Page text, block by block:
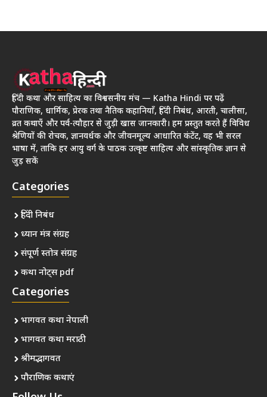
हिंदी कथा और साहित्य का विश्वसनीय मंच — Katha Hindi पर पढ़ें
पौराणिक, धार्मिक, प्रेरक तथा नैतिक कहानियाँ, हिंदी निबंध, आरती, चालीसा,
व्रत कथाएँ और पर्व-त्यौहार से जुड़ी खास जानकारी। हम प्रस्तुत करते हैं विविध
श्रेणियों की रोचक, ज्ञानवर्धक और जीवनमूल्य आधारित कंटेंट, वह भी सरल
भाषा में, ताकि हर आयु वर्ग के पाठक उत्कृष्ट साहित्य और सांस्कृतिक ज्ञान से
जुड़ सकें
Categories
हिंदी निबंध
ध्यान मंत्र संग्रह
संपूर्ण स्तोत्र संग्रह
कथा नोट्स pdf
Categories
भागवत कथा नेपाली
भागवत कथा मराठी
श्रीमद्भागवत
पौराणिक कथाएं